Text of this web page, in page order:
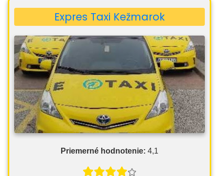
Expres Taxi Kežmarok
Priemerné hodnotenie: 4,1